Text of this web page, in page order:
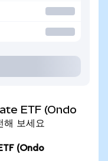
ETF (Ondo
보세요
(Ondo